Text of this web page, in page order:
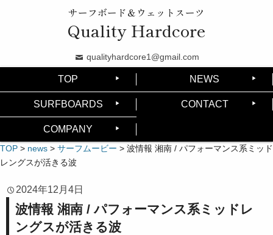
サーフボード＆ウェットスーツ
Quality Hardcore
qualityhardcore1@gmail.com
TOP NEWS
SURFBOARDS CONTACT
COMPANY
TOP > news > サーフムービー > 波情報 湘南 / パフォーマンス系ミッド
レングスが活きる波
2024年12月4日
波情報 湘南 / パフォーマンス系ミッドレ
ングスが活きる波